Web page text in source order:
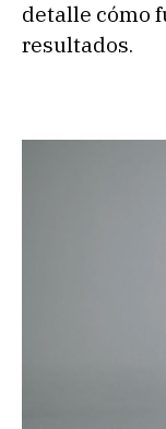
detalle cómo
resultados.